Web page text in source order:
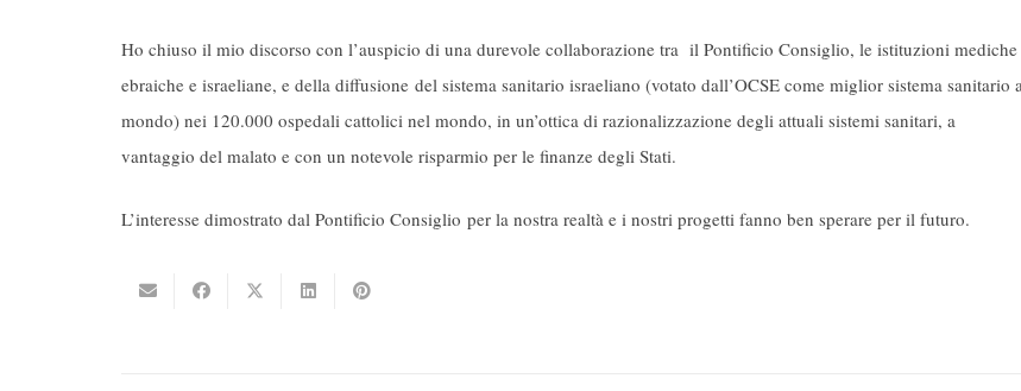
Ho chiuso il mio discorso con l’auspicio di una durevole collaborazione tra il Pontificio Consiglio, le istituzioni mediche
ebraiche e israeliane, e della diffusione del sistema sanitario israeliano (votato dall’OCSE come miglior sistema sanitario
mondo) nei 120.000 ospedali cattolici nel mondo, in un’ottica di razionalizzazione degli attuali sistemi sanitari, a
vantaggio del malato e con un notevole risparmio per le finanze degli Stati.
L’interesse dimostrato dal Pontificio Consiglio per la nostra realtà e i nostri progetti fanno ben sperare per il futuro.